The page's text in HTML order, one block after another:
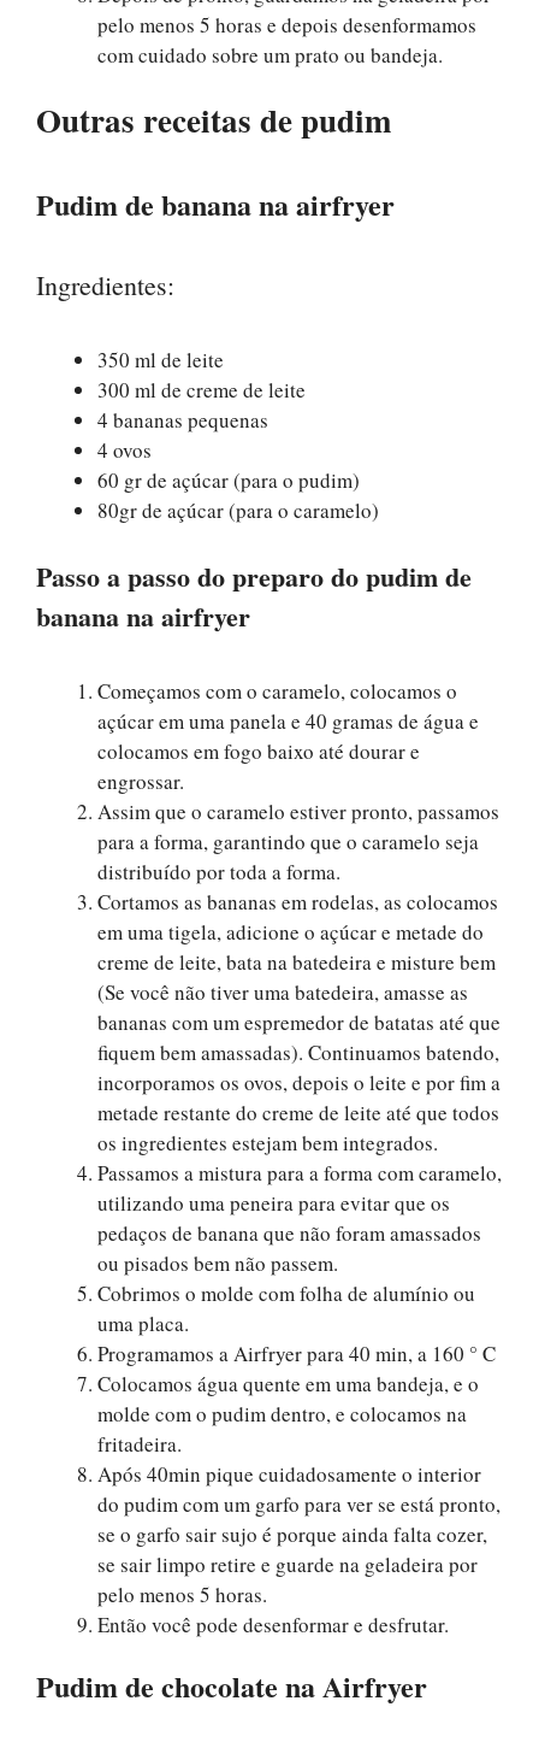
pelo menos 5 horas e depois desenformamos
com cuidado sobre um prato ou bandeja.
Outras receitas de pudim
Pudim de bananana airfryer
Ingredientes:
350 ml de leite
300 ml de creme de leite
4 bananas pequenas
4 ovos
60 gr de açúcar (para o pudim)
80gr de açúcar (para o caramelo)
Passo a passo do preparo do pudim de
bananana airfryer
Começamos com o caramelo, colocamos o
açúcar em uma panela e 40 gramas de água e
colocamos em fogo baixo até dourar e
engrossar.
Assim que o caramelo estiver pronto, passamos
para a forma, garantindo que o caramelo seja
distribuído por toda a forma.
Cortamos as bananas em rodelas, as colocamos
em uma tigela, adicione o açúcar e metade do
creme de leite, bata na batedeira e misture bem
(Se você não tiver uma batedeira, amasse as
bananas com um espremedor de batatas até que
fiquem bem amassadas). Continuamos batendo,
incorporamos os ovos, depois o leite e por fim a
metade restante do creme de leite até que todos
os ingredientes estejam bem integrados.
Passamos a mistura para a forma com caramelo,
utilizando uma peneira para evitar que os
pedaços de banana que não foram amassados ​​
ou pisados ​​bem não passem.
Cobrimos o molde com folha de alumínio ou
uma placa.
Programamos a Airfryer para 40 min, a 160 ° C
Colocamos água quente em uma bandeja, e o
molde com o pudim dentro, e colocamos na
fritadeira.
Após 40min pique cuidadosamente o interior
do pudim com um garfo para ver se está pronto,
se o garfo sair sujo é porque ainda falta cozer,
se sair limpo retire e guarde na geladeira por
pelo menos 5 horas.
Então você pode desenformar e desfrutar.
Pudim de chocolate na Airfryer